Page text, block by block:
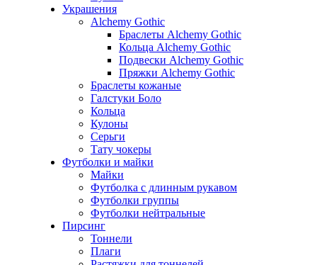
Украшения
Alchemy Gothic
Браслеты Alchemy Gothic
Кольца Alchemy Gothic
Подвески Alchemy Gothic
Пряжки Alchemy Gothic
Браслеты кожаные
Галстуки Боло
Кольца
Кулоны
Серьги
Тату чокеры
Футболки и майки
Майки
Футболка с длинным рукавом
Футболки группы
Футболки нейтральные
Пирсинг
Тоннели
Плаги